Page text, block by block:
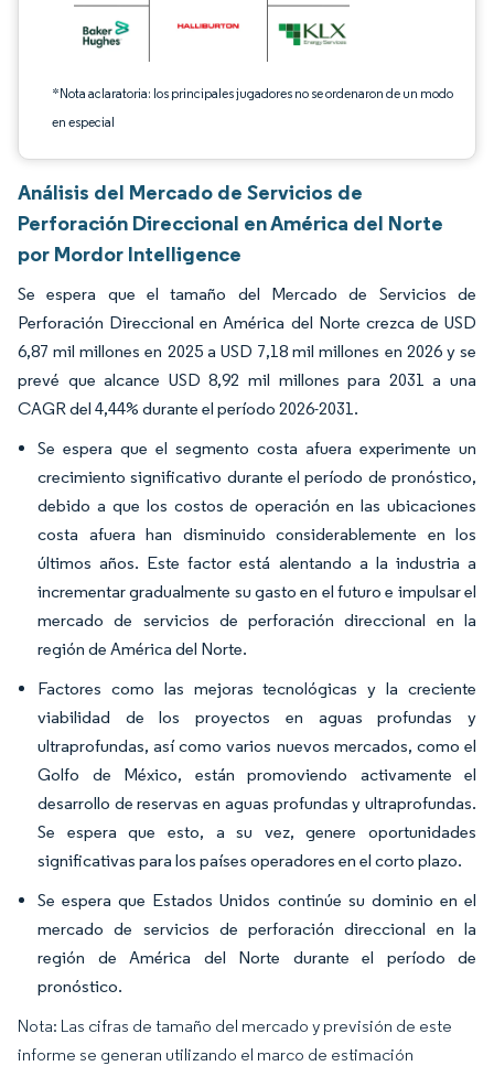
*Nota aclaratoria: los principales jugadores no se ordenaron de un modo
en especial
Análisis del Mercado de Servicios de
Perforación Direccional en América del Norte
por Mordor Intelligence
Se espera que el tamaño del Mercado de Servicios de
Perforación Direccional en América del Norte crezca de USD
6,87 mil millones en 2025 a USD 7,18 mil millones en 2026 y se
prevé que alcance USD 8,92 mil millones para 2031 a una
CAGR del 4,44% durante el período 2026-2031.
Se espera que el segmento costa afuera experimente un
crecimiento significativo durante el período de pronóstico,
debido a que los costos de operación en las ubicaciones
costa afuera han disminuido considerablemente en los
últimos años. Este factor está alentando a la industria a
incrementar gradualmente su gasto en el futuro e impulsar el
mercado de servicios de perforación direccional en la
región de América del Norte.
Factores como las mejoras tecnológicas y la creciente
viabilidad de los proyectos en aguas profundas y
ultraprofundas, así como varios nuevos mercados, como el
Golfo de México, están promoviendo activamente el
desarrollo de reservas en aguas profundas y ultraprofundas.
Se espera que esto, a su vez, genere oportunidades
significativas para los países operadores en el corto plazo.
Se espera que Estados Unidos continúe su dominio en el
mercado de servicios de perforación direccional en la
región de América del Norte durante el período de
pronóstico.
Nota: Las cifras de tamaño del mercado y previsión de este
informe se generan utilizando el marco de estimación